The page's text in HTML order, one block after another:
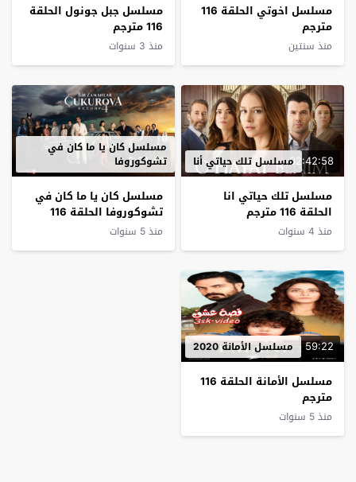
مسلسل اخوتي الحلقة 116
مترجم
منذ سنتين
مسلسل جبل جونول الحلقة
116 مترجم
منذ 3 سنوات
02:42:58مسلسل تلك حياتي أنا
مسلسل تلك حياتي انا
الحلقة 116 مترجم
منذ 4 سنوات
2:21:43
مسلسل كان يا ما كان في
تشوكوروفا
مسلسل كان يا ما كان في
تشوكوروفا الحلقة 116
مترجم
منذ 5 سنوات
59:22 مسلسل الأمانة 2020
مسلسل الأمانة الحلقة 116
مترجم
منذ 5 سنوات